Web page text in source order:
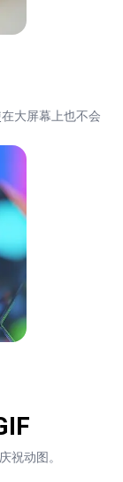
大屏幕上也不会
祝动图。